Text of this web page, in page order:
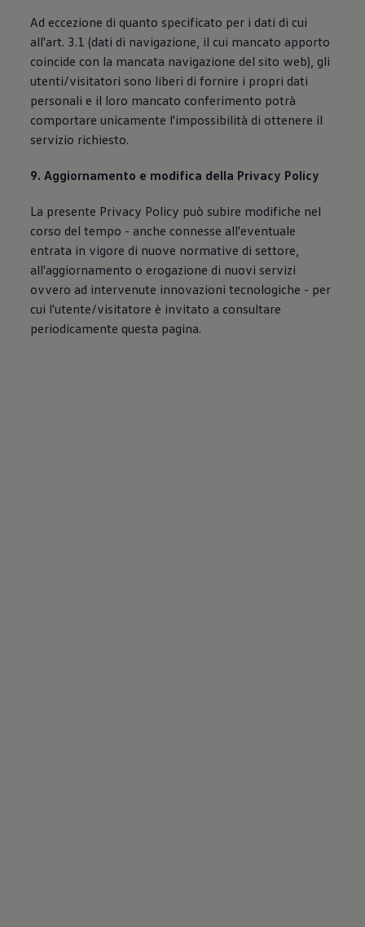
Ad eccezione di quanto specificato per i dati di cui
all'art. 3.1 (dati di navigazione, il cui mancato apporto
coincide con la mancata navigazione del sito web), gli
utenti/visitatori sono liberi di fornire i propri dati
personali e il loro mancato conferimento potrà
comportare unicamente l'impossibilità di ottenere il
servizio richiesto.
9. Aggiornamento e modifica della Privacy Policy
La presente Privacy Policy può subire modifiche nel
corso del tempo - anche connesse all'eventuale
entrata in vigore di nuove normative di settore,
all'aggiornamento o erogazione di nuovi servizi
ovvero ad intervenute innovazioni tecnologiche - per
cui l'utente/visitatore è invitato a consultare
periodicamente questa pagina.